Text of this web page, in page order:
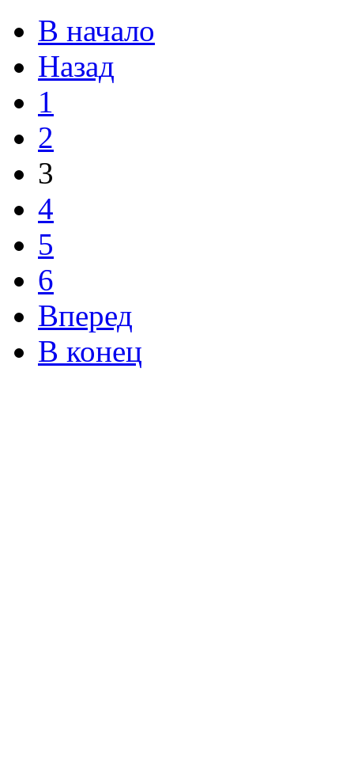
В начало
Назад
1
2
3
4
5
6
Вперед
В конец